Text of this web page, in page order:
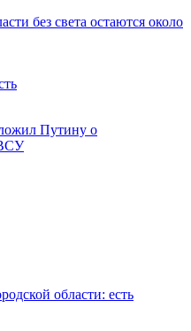
без света остаются около
Путину о
области: есть